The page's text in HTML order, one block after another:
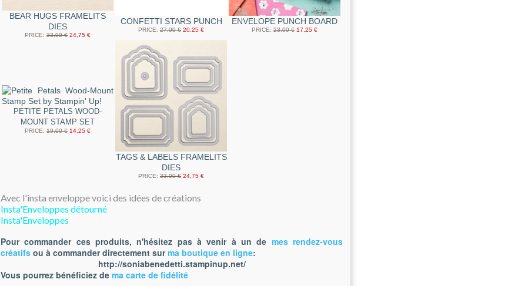
BEAR HUGS FRAMELITS
DIES
PRICE: 33,00 € 24,75 €
CONFETTI STARS PUNCH
PRICE: 27,00 € 20,25 €
ENVELOPE PUNCH BOARD
PRICE: 23,00 € 17,25 €
PETITE PETALS WOOD-
MOUNT STAMP SET
PRICE: 19,00 € 14,25 €
TAGS & LABELS FRAMELITS
DIES
PRICE: 33,00 € 24,75 €
Avec l'insta enveloppe voici des idées de créations
Insta'Enveloppes détourné
Insta'Enveloppes
Pour commander ces produits, n'hésitez pas à venir à un de mes rendez-vous
créatifs ou à commander directement surma boutique en ligne:
http://soniabenedetti.stampinup.net/
Vous pourrez bénéficiez de ma carte de fidélité